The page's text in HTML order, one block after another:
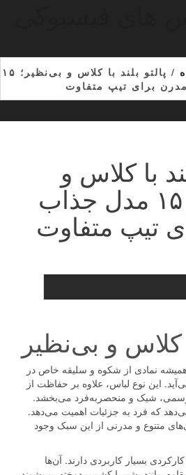
/ پالتو بلند با کلاس و بی‌نظیر؛ ۱۵
برای تیپ متفاوت
با کلاس و
بی‌نظیر؛ ۱۵ مدل جذاب
تیپ متفاوت
کلاس و بی‌نظیر
همیشه نمادی از شکوه و سلیقه خاص در
این نوع لباس، علاوه بر حفاظت از
شیک و منحصربه‌فرد می‌بخشد.
که فرد به جزئیات اهمیت می‌دهد.
متنوع و مدرنی از این سبک وجود
کارکردی بسیار کاربردی دارند. آن‌ها